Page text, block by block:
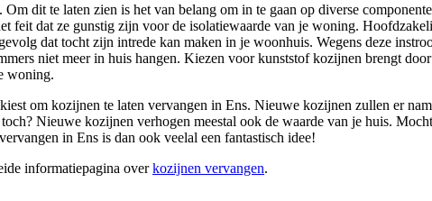
dit te laten zien is het van belang om in te gaan op diverse
feit dat ze gunstig zijn voor de isolatiewaarde van je woning.
dat tocht zijn intrede kan maken in je woonhuis. Wegens deze
niet meer in huis hangen. Kiezen voor kunststof kozijnen brengt
woning.
om kozijnen te laten vervangen in Ens. Nieuwe kozijnen zullen er
Nieuwe kozijnen verhogen meestal ook de waarde van je huis.
in Ens is dan ook veelal een fantastisch idee!
informatiepagina overkozijnen vervangen.